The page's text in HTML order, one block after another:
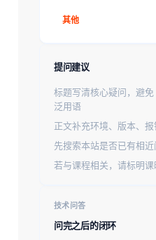
其他
提问建议
标题写清核心疑问，避
泛用语
正文补充环境、版本、
先搜索本站是否已有相
若与课程相关，请标明
技术问答
问完之后的闭环